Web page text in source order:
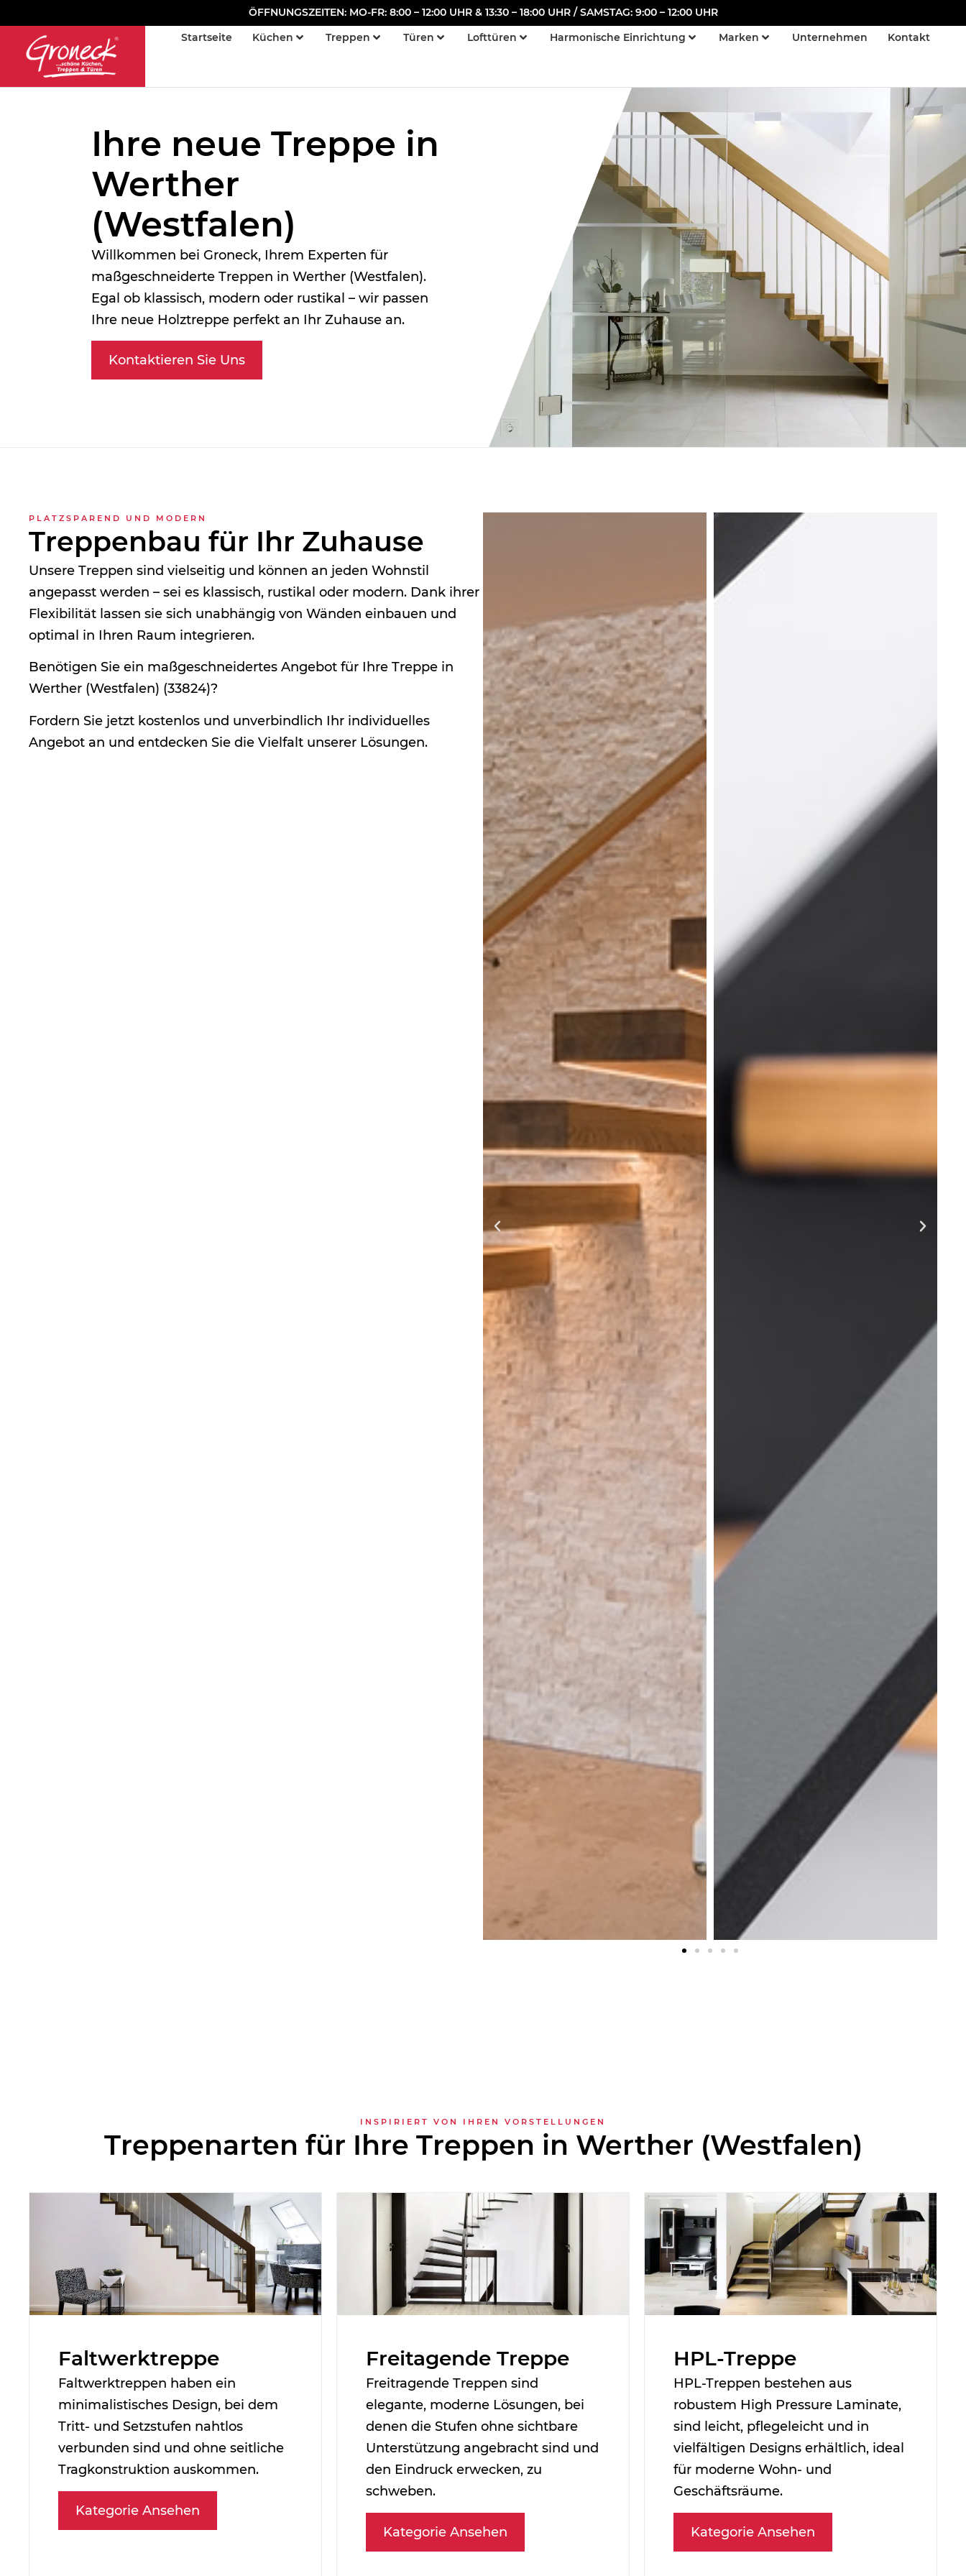
ÖFFNUNGSZEITEN: MO-FR: 8:00 – 12:00 UHR & 13:30 – 18:00 UHR / SAMSTAG: 9:00 – 12:00 UHR
Startseite
Küchen Treppen Türen Lofttüren Harmonische Einrichtung Marken Unternehmen Kontakt
Ihre neue Treppe in
Werther
(Westfalen)
Willkommen bei Groneck, Ihrem Experten für
maßgeschneiderte Treppen in Werther (Westfalen).
Egal ob klassisch, modern oder rustikal – wir passen
Ihre neue Holztreppe perfekt an Ihr Zuhause an.
Kontaktieren Sie Uns
PLATZSPAREND UND MODERN
Treppen­bau für Ihr Zuhause
Unsere Treppen sind vielseitig und können an jeden Wohnstil
angepasst werden – sei es klassisch, rustikal oder modern. Dank ihrer
Flexibilität lassen sie sich unabhängig von Wänden einbauen und
optimal in Ihren Raum integrieren.
Benötigen Sie ein maßgeschneidertes Angebot für Ihre Treppe in
Werther (Westfalen) (33824)?
Fordern Sie jetzt kostenlos und unverbindlich Ihr individuelles
Angebot an und entdecken Sie die Vielfalt unserer Lösungen.
INSPIRIERT VON IHREN VORSTELLUNGEN
Treppenarten für Ihre Treppen in Werther (Westfalen)
Faltwerktreppe
Faltwerktreppen haben ein
minimalistisches Design, bei dem
Tritt- und Setzstufen nahtlos
verbunden sind und ohne seitliche
Tragkonstruktion auskommen.
Kategorie Ansehen
Freitagende Treppe
Freitragende Treppen sind
elegante, moderne Lösungen, bei
denen die Stufen ohne sichtbare
Unterstützung angebracht sind und
den Eindruck erwecken, zu
schweben.
Kategorie Ansehen
HPL-Treppe
HPL-Treppen bestehen aus
robustem High Pressure Laminate,
sind leicht, pflegeleicht und in
vielfältigen Designs erhältlich, ideal
für moderne Wohn- und
Geschäftsräume.
Kategorie Ansehen